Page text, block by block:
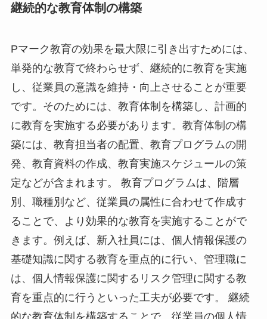
継続的な教育体制の構築
Pマーク教育の効果を最大限に引き出すためには、
単発的な教育で終わらせず、継続的に教育を実施
し、従業員の意識を維持・向上させることが重要
です。そのためには、教育体制を構築し、計画的
に教育を実施する必要があります。教育体制の構
築には、教育担当者の配置、教育プログラムの開
発、教育資料の作成、教育実施スケジュールの策
定などが含まれます。 教育プログラムは、階層
別、職種別など、従業員の属性に合わせて作成す
ることで、より効果的な教育を実施することがで
きます。例えば、新入社員には、個人情報保護の
基礎知識に関する教育を重点的に行い、管理職に
は、個人情報保護に関するリスク管理に関する教
育を重点的に行うといった工夫が必要です。 継続